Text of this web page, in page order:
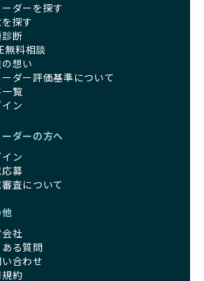
切れることが大きな魅力です。
でのしつけをスムーズにする重要なポ
のブリーダーは、母犬や兄弟
時間をしっかり確保し、子犬が自然に
力を身につけられるよう育てていま
ら、すでに社会性の基盤ができている
スムーズに適応できます。
んにとっても安心してスタートできる
リーダーは、犬種に関する豊富な知識
。そのため、子犬を迎えた後の健康管
イルに合わせた育て方について、丁寧
たらいい？」など、疑問や悩みがあれ
解決のヒントをもらえるのも安心でき
、すべてのブリーダーが厳しい基準を
す。運営チームがブリーダーに直接ヒ
終えたワンちゃんたちのことを指しま
退犬も家族の一員として、彼らの幸せ
て、引退後も自宅で飼育を続けるか、
するなど、ワンちゃんが幸せに暮らせ
ダーは引退犬を「コスト」として考
考えます。場合によっては、悪徳保護
ます。
どうなっているかも、優良ブリーダー
なります。
詳細はこちら
んが人間や他の犬、日常の環境にスム
にするプロセスです。ワンちゃんの社
ら12週間頃の「社会化期」と呼ばれる
この期間は、ブリーダーが飼育してい
ワンちゃんが人や他の犬、家庭環境に
ダーを探す
探す
断
無料相談
想い
ダー評価基準について
覧
ン
ダーの方へ
ン
募
査について
社
る質問
合わせ
約